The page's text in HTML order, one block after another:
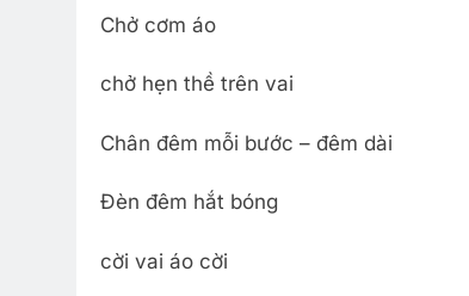
Chở cơm áo
chở hẹn thề trên vai
Chân đêm mỗi bước – đêm dài
Đèn đêm hắt bóng
cời vai áo cời